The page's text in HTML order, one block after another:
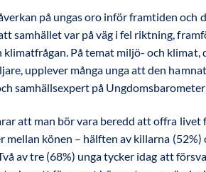
på ungas oro inför framtiden och
samhället var på väg i fel riktning,
På temat miljö- och klimat,
upplever många unga att den
samhällsexpert på
att man bör vara beredd att offra
könen – hälften av killarna (52%)
av tre (68%) unga tycker idag att